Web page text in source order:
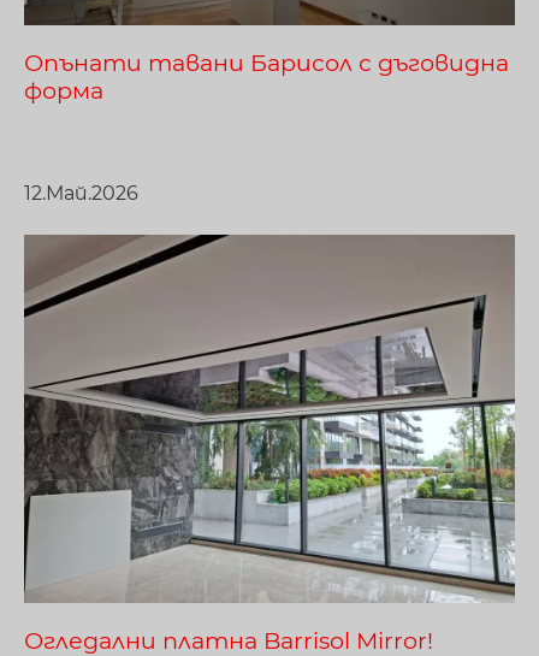
Опънати тавани Барисол с дъговидна
форма
12.Май.2026
Огледални платна Barrisol Mirror!